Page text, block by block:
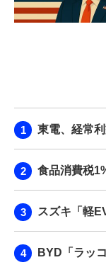
東電、経常
食品消費税
スズキ「軽
BYD「ラッ